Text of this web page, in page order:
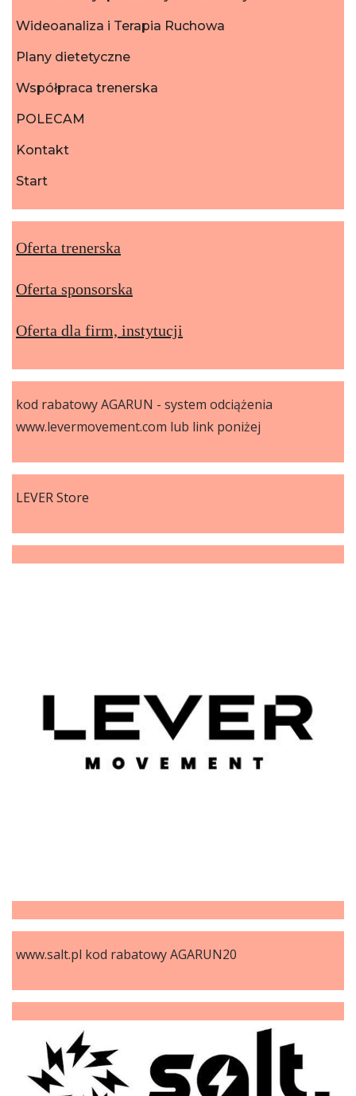
Wideoanaliza i Terapia Ruchowa
Plany dietetyczne
Współpraca trenerska
POLECAM
Kontakt
Start
Oferta trenerska
Oferta sponsorska
Oferta dla firm, instytucji
kod rabatowy AGARUN - system odciążenia
www.levermovement.com lub link poniżej
LEVER Store
www.salt.pl kod rabatowy AGARUN20